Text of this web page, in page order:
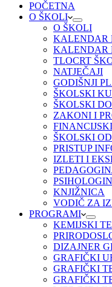
POČETNA
O ŠKOLI
O ŠKOLI
KALENDAR
KALENDAR
TLOCRT
NATJEČAJI
GODIŠNJI
ŠKOLSKI
ŠKOLSKI
ZAKONI I
ŠKOLSKI
PRISTUP
IZLETI I
KNJIŽNICA
VODIČ ZA
PROGRAMI
KEMIJSKI
DIZAJNER
GRAFIČKI
GRAFIČKI
GRAFIČKI